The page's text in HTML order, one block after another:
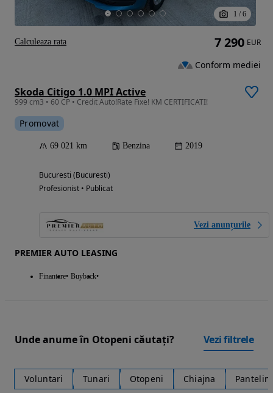
1 / 6
Skoda Citigo 1.0 MPI Active
999 cm3 • 60 CP • Credit Auto!Rate Fixe! KM CERTIFICATI!
Promovat
69 021 km Benzina 2019
Bucuresti (Bucuresti)
Profesionist • Publicat
Vezi anunțurile
PREMIER AUTO LEASING
Finantare Buyback
7 290 EUR
Conform mediei
Calculeaza rata
Unde anume în Otopeni căutați? Vezi filtrele
Voluntari Tunari Otopeni Chiajna